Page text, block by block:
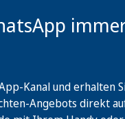
Kanal und erhalten
Angebots direkt